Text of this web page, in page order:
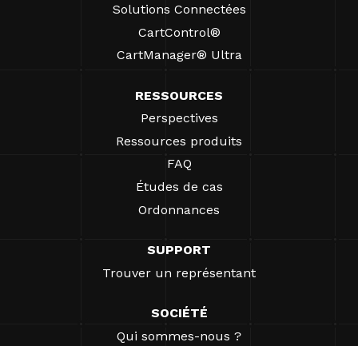
Solutions Connectées
CartControl®
CartManager® Ultra
RESSOURCES
Perspectives
Ressources produits
FAQ
Études de cas
Ordonnances
SUPPORT
Trouver un représentant
SOCIÉTÉ
Qui sommes-nous ?